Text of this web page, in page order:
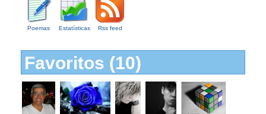
Poemas Estatísticas Rss feed
Favoritos (10)